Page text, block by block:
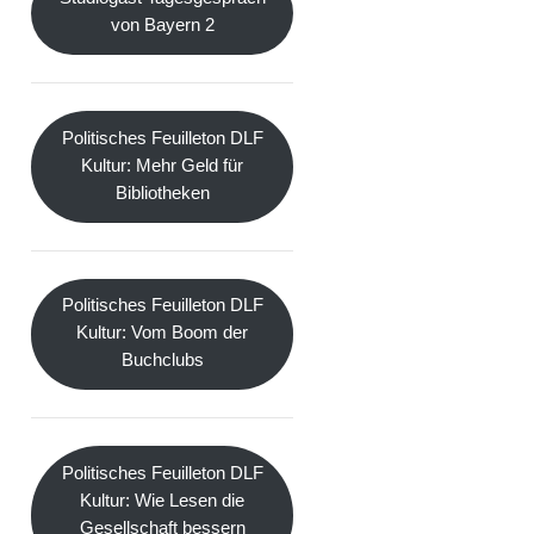
von Bayern 2
Politisches Feuilleton DLF
Kultur: Mehr Geld für
Bibliotheken
Politisches Feuilleton DLF
Kultur: Vom Boom der
Buchclubs
Politisches Feuilleton DLF
Kultur: Wie Lesen die
Gesellschaft bessern